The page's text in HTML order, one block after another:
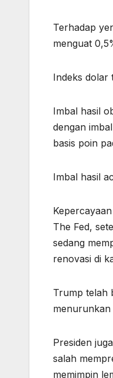
Terhadap
menguat
Indeks dolar
Imbal hasil
dengan
basis poin
Imbal hasil
The Fed,
sedang
renovasi di
Trump telah
Presiden
salah
memimpin